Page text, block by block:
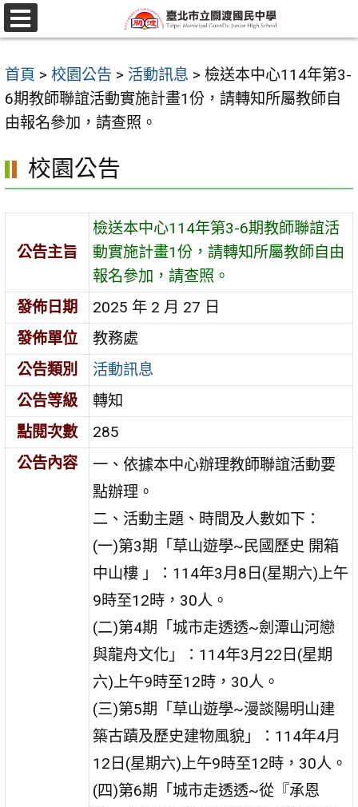
跳
至
要
內
容
選
單
首頁 > 校園公告 > 活動訊息 > 檢送本中心114年第3-
6期教師聯誼活動實施計畫1份，請轉知所屬教師自
由報名參加，請查照。
校園公告
公告主旨
檢送本中心114年第3-6期教師聯誼活
動實施計畫1份，請轉知所屬教師自由
報名參加，請查照。
發佈日期
2025 年 2 月 27 日
發佈單位
教務處
公告類別
活動訊息
公告等級
轉知
點閱次數
285
公告內容
一、依據本中心辦理教師聯誼活動要
點辦理。
二、活動主題、時間及人數如下：
(一)第3期「草山遊學~民國歷史 開箱
中山樓 」：114年3月8日(星期六)上午
9時至12時，30人。
(二)第4期「城市走透透~劍潭山河戀
與龍舟文化」：114年3月22日(星期
六)上午9時至12時，30人。
(三)第5期「草山遊學~漫談陽明山建
築古蹟及歷史建物風貌」：114年4月
12日(星期六)上午9時至12時，30人。
(四)第6期「城市走透透~從『承恩